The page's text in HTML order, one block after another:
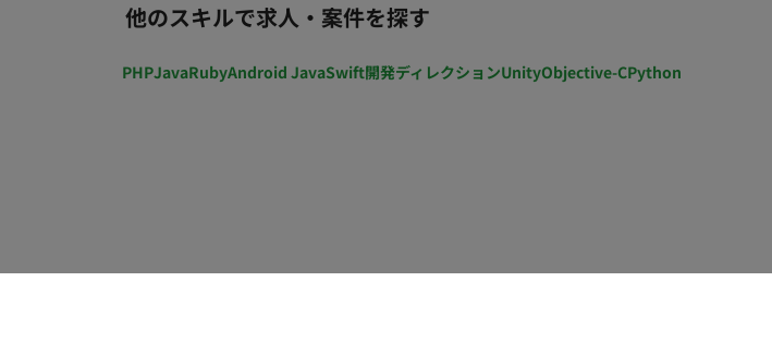
他のスキルで求人・案件を探す
PHPJavaRubyAndroid JavaSwift開発ディレクションUnityObjective-CPython